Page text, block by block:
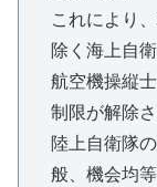
これにより
除く海上自
航空機操縦
制限が解除さ
陸上自衛隊
般、機会均